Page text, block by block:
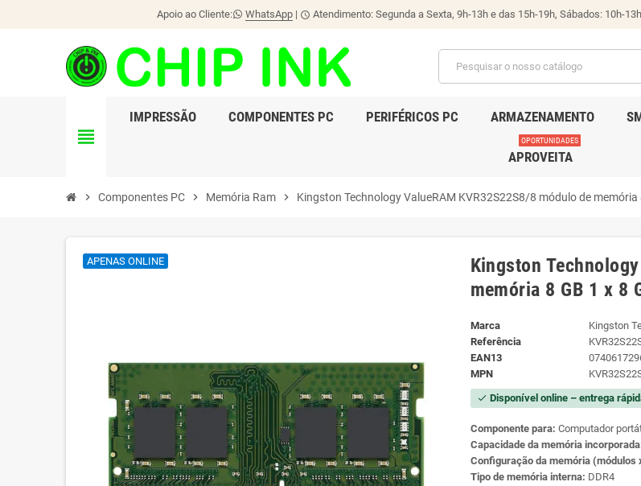
Apoio ao Cliente: WhatsApp | schedule Atendimento: Segunda a Sexta, 9h-13h e das 15h-19h, Sábados: 10h-
view_headline
IMPRESSÃO COMPONENTES PC PERIFÉRICOS PC ARMAZENAMENTO
APROVEITA
OPORTUNIDADES
chevron_right Componentes PC chevron_right Memória Ram chevron_right Kingston Technology ValueRAM KVR32S22S8/8 módulo de memória
APENAS ONLINE
Kingston
memória 8 GB 1 x 8
Marca
Kingston
Referência
EAN13
MPN
check Disponível online – entrega
Componente para: Computador
Capacidade da memória
Configuração da memória (módulos
Tipo de memória interna: DDR4